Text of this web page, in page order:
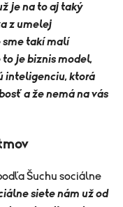
je na to aj taký
z umelej
sme takí malí
je biznis model,
inteligenciu, ktorá
a že nemá na vás
Šuchu sociálne
siete nám už od